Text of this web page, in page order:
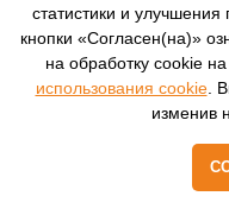
строительства и
устройства
аэродромов, мостов,
путепроводов, в том
особо опасных,
сложных и
статистики и
кнопки «Согласен(на)»
на обработку cookie
использования cookie.
изменив